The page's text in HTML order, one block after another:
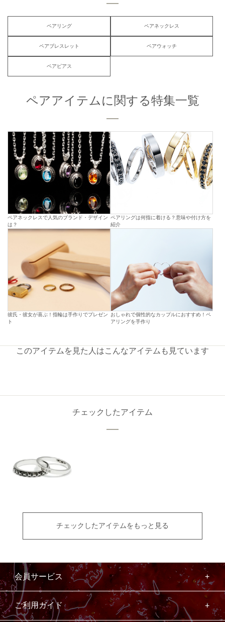
ペアリング ペアネックレス
ペアブレスレット ペアウォッチ
ペアピアス
ペアアイテムに関する特集一覧
ペアネックレスで人気のブランド・デザイン
は？
ペアリングは何指に着ける？意味や付け方を
紹介
彼氏・彼女が喜ぶ！指輪は手作りでプレゼン
ト
おしゃれで個性的なカップルにおすすめ！ペ
アリングを手作り
このアイテムを見た人はこんなアイテムも見ています
チェックしたアイテム
チェックしたアイテムをもっと見る
会員サービス
ご利用ガイド